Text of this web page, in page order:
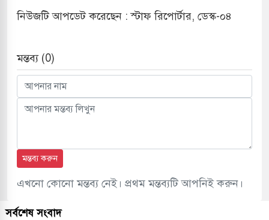
নিউজটি আপডেট করেছেন : স্টাফ রিপোর্টার, ডেস্ক-০৪
মন্তব্য (0)
মন্তব্য করুন
এখনো কোনো মন্তব্য নেই। প্রথম মন্তব্যটি আপনিই করুন।
সর্বশেষ সংবাদ